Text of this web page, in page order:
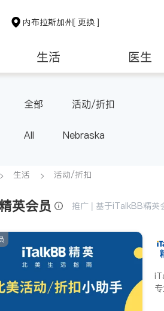
内布拉斯加州[ 更换 ]
生活 医生
全部 活动/折扣
All Nebraska
生活 活动/折扣
英会员 推广 | 基于iTalkBB精英